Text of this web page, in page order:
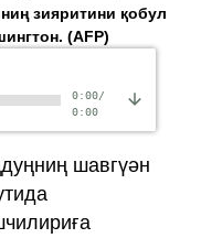
зияритини қобул
(AFP)
0:00/
0:00
шавгүән